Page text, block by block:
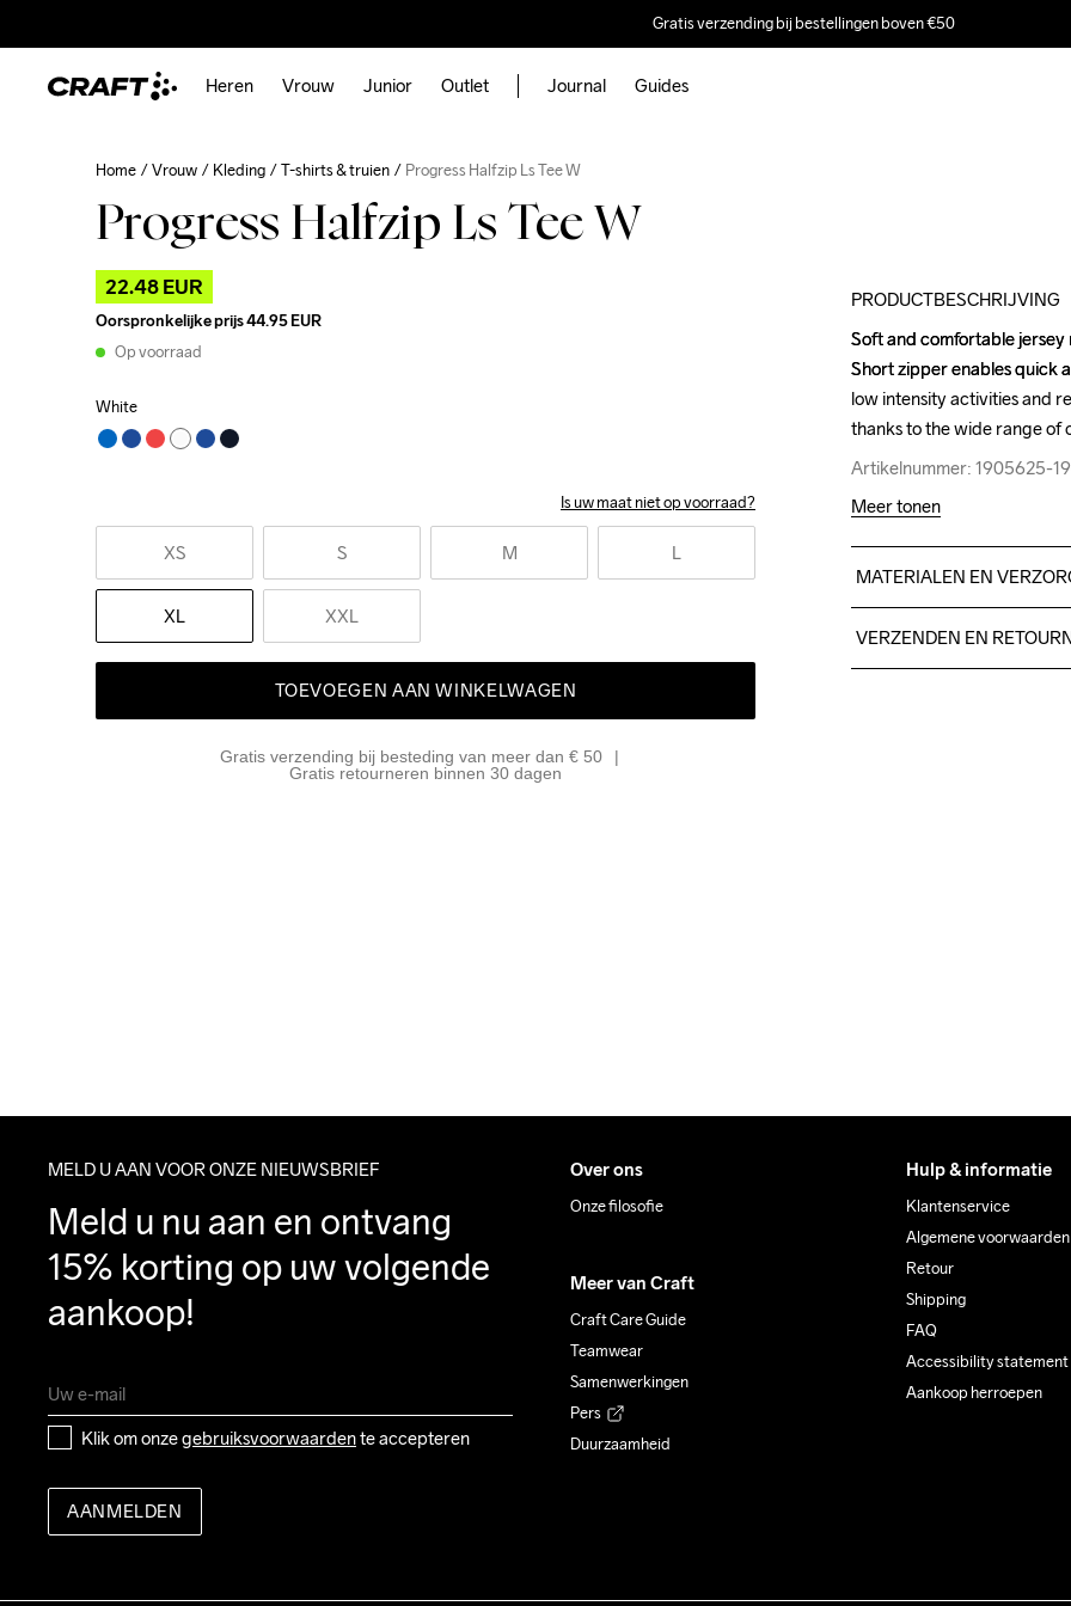
Gratis verzending bij bestellingen boven €50
Heren Vrouw Junior Outlet Journal Guides
Home Vrouw Kleding T-shirts & truien Progress Halfzip Ls Tee W
Progress Halfzip Ls Tee W
22.48 EUR
Oorspronkelijke prijs44.95 EUR
Op voorraad
White
Is uw maat niet op voorraad?
XS S M L
XL XXL
TOEVOEGEN AAN WINKELWAGEN
Gratis verzending bij besteding van meer dan € 50
Gratis retourneren binnen 30 dagen
PRODUCTBESCHRIJVING
Soft and comfortable
Short zipper enables quick
low intensity activities and
thanks to the wide range of
Artikelnummer: 1905625-
Soft and comfortable
Short zipper enables quick
low intensity activities and
thanks to the wide range of
Artikelnummer: 1905625-
Meer tonen
MATERIALEN EN
VERZENDEN EN
MELD U AAN VOOR ONZE NIEUWSBRIEF
Meld u nu aan en ontvang
15% korting op uw volgende
aankoop!
Klik om onze gebruiksvoorwaarden te accepteren
AANMELDEN
Over ons
Onze filosofie
Meer van Craft
Craft Care Guide
Teamwear
Samenwerkingen
Pers
Duurzaamheid
Hulp & informatie
Klantenservice
Algemene voorwaarden
Retour
Shipping
FAQ
Accessibility statement
Aankoop herroepen